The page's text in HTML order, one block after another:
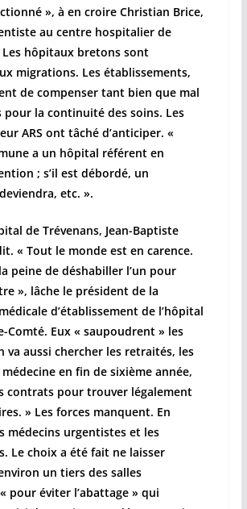
», à en croire Christian Brice,
au centre hospitalier de
Les hôpitaux bretons sont
migrations. Les établissements,
de compenser tant bien que mal
pour la continuité des soins. Les
ARS ont tâché d’anticiper. «
a un hôpital référent en
; s’il est débordé, un
etc. ».
de Trévenans, Jean-Baptiste
« Tout le monde est en carence.
peine de déshabiller l’un pour
», lâche le président de la
d’établissement de l’hôpital
Comté. Eux « saupoudrent » les
va aussi chercher les retraités, les
en fin de sixième année,
contrats pour trouver légalement
» Les forces manquent. En
médecins urgentistes et les
Le choix a été fait ne laisser
un tiers des salles
pour éviter l’abattage » qui